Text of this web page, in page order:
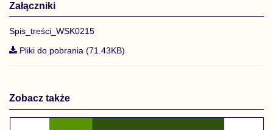
Załączniki
Spis_treści_WSK0215
Pliki do pobrania (71.43KB)
Zobacz także